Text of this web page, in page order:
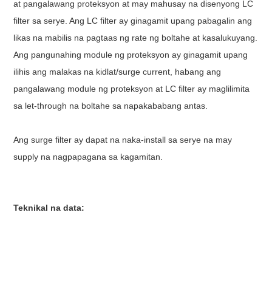
at pangalawang proteksyon at may mahusay na disenyong LC
filter sa serye. Ang LC filter ay ginagamit upang pabagalin ang
likas na mabilis na pagtaas ng rate ng boltahe at kasalukuyang.
Ang pangunahing module ng proteksyon ay ginagamit upang
ilihis ang malakas na kidlat/surge current, habang ang
pangalawang module ng proteksyon at LC filter ay maglilimita
sa let-through na boltahe sa napakababang antas.
Ang surge filter ay dapat na naka-install sa serye na may
supply na nagpapagana sa kagamitan.
Teknikal na data: